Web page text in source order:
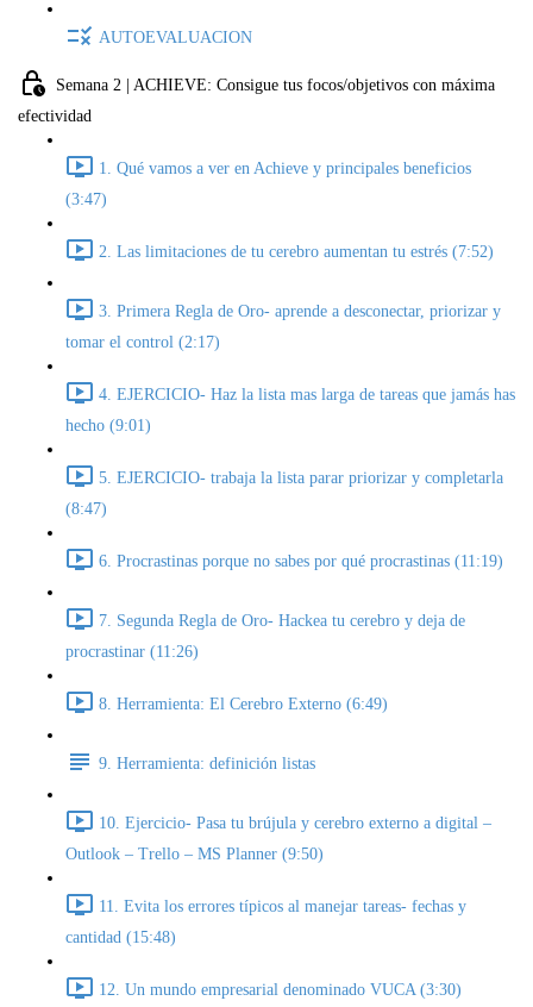
AUTOEVALUACION
Semana 2 | ACHIEVE: Consigue tus focos/objetivos con máxima
efectividad
1. Qué vamos a ver en Achieve y principales beneficios
(3:47)
2. Las limitaciones de tu cerebro aumentan tu estrés (7:52)
3. Primera Regla de Oro- aprende a desconectar, priorizar y
tomar el control (2:17)
4. EJERCICIO- Haz la lista mas larga de tareas que jamás has
hecho (9:01)
5. EJERCICIO- trabaja la lista parar priorizar y completarla
(8:47)
6. Procrastinas porque no sabes por qué procrastinas (11:19)
7. Segunda Regla de Oro- Hackea tu cerebro y deja de
procrastinar (11:26)
8. Herramienta: El Cerebro Externo (6:49)
9. Herramienta: definición listas
10. Ejercicio- Pasa tu brújula y cerebro externo a digital –
Outlook – Trello – MS Planner (9:50)
11. Evita los errores típicos al manejar tareas- fechas y
cantidad (15:48)
12. Un mundo empresarial denominado VUCA (3:30)